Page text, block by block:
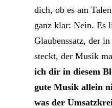
dich, ob es am
ganz klar: Nein. Es
Glaubenssatz, der
steckt, der Musik
ich dir in diesem
gute Musik allein
was der